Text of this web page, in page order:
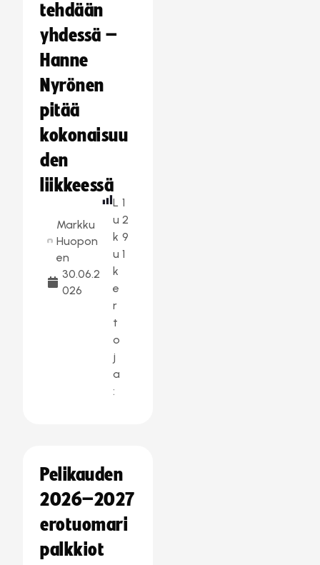
tehdään
yhdessä –
Hanne
Nyrönen
pitää
kokonaisuu
den
liikkeessä
Markku
Huopon
en
30.06.2
026
L
u
k
u
k
e
r
t
o
j
a
:
1
2
9
1
Pelikauden
2026–2027
erotuomari
palkkiot